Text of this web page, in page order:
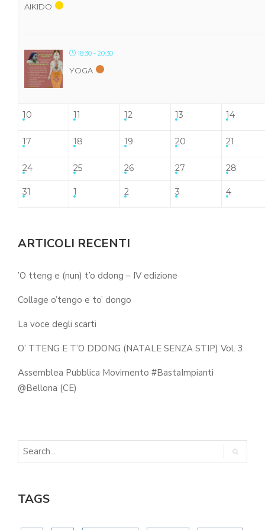
AIKIDO
18:30 - 20:30
YOGA
10 11 12 13 14
17 18 19 20 21
24 25 26 27 28
31 1 2 3 4
ARTICOLI RECENTI
’O tteng e (nun) t’o ddong – IV edizione
Collage o’tengo e to’ dongo
La voce degli scarti
O’ TTENG E T’O DDONG (NATALE SENZA STIP) Vol. 3
Assemblea Pubblica Movimento #BastaImpianti
@Bellona (CE)
TAGS